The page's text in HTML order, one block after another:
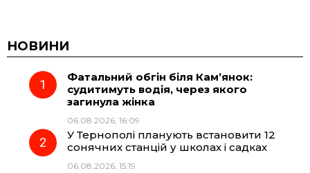
c
e
o
e
r
t
A
НОВИНИ
Фатальний обгін біля Кам’янок:
судитимуть водія, через якого
загинула жінка
06.08.2026, 16:09
У Тернополі планують встановити 12
сонячних станцій у школах і садках
06.08.2026, 15:19